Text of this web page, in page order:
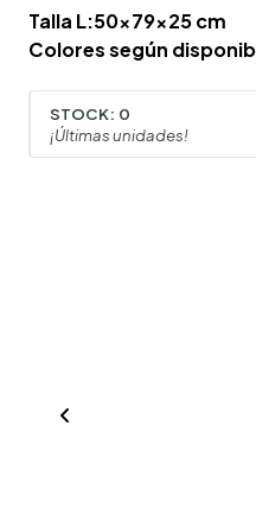
Talla L:50x79x25 cm
Colores según
STOCK: 0
¡Últimas unidades!